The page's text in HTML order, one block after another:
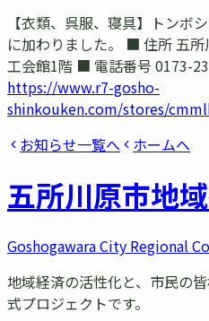
【衣類、呉服、寝具】トンボ
に加わりました。 ■ 住所 五
工会館1階 ■ 電話番号 0173-
https://www.r7-gosho-
shinkouken.com/stores/
お知らせ一覧へ
ホームへ
五所川原市地
Goshogawara City Regional
地域経済の活性化と、市民の
式プロジェクトです。